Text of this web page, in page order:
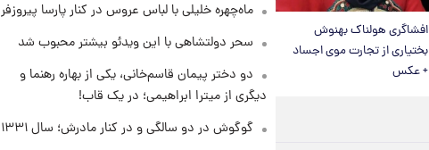
افشاگری هولناک بهنوش
بختیاری از تجارت موی اجساد
+ عکس
ماه‌چهره خلیلی با لباس عروس در کنار پارسا پیروزفر
سحر دولتشاهی با این ویدئو بیشتر محبوب شد
دو دختر پیمان قاسم‌خانی، یکی از بهاره رهنما و
دیگری از میترا ابراهیمی؛ در یک قاب!
گوگوش در دو سالگی و در کنار مادرش؛ سال ۱۳۳۱